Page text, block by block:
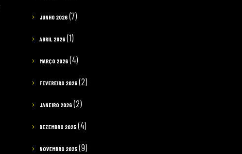
JUNHO 2026 (7)
ABRIL 2026 (1)
MARÇO 2026 (4)
FEVEREIRO 2026 (2)
JANEIRO 2026 (2)
DEZEMBRO 2025 (4)
NOVEMBRO 2025 (9)